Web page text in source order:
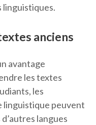
linguistiques.
anciens
avantage
les textes
les
linguistique peuvent
langues